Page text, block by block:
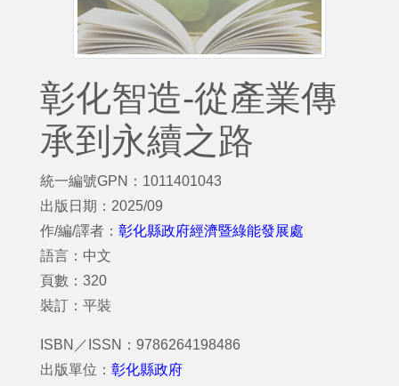
彰化智造-從產業傳
承到永續之路
統一編號GPN：1011401043
出版日期：2025/09
作/編/譯者： 彰化縣政府經濟暨綠能發展處
語言：中文
頁數：320
裝訂：平裝
ISBN／ISSN：9786264198486
出版單位： 彰化縣政府